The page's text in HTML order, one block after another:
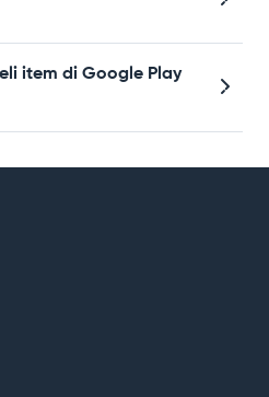
item di Google Play